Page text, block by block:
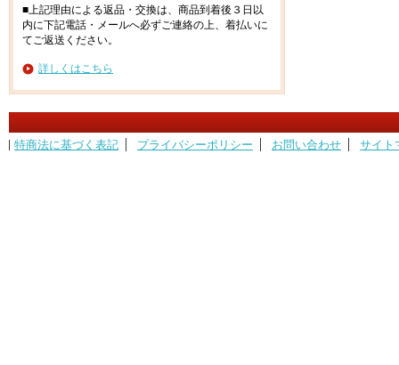
■上記理由による返品・交換は、商品到着後３日以
内に下記電話・メールへ必ずご連絡の上、着払いに
てご返送ください。
詳しくはこちら
特商法に基づく表記 プライバシーポリシー お問い合わせ サイト